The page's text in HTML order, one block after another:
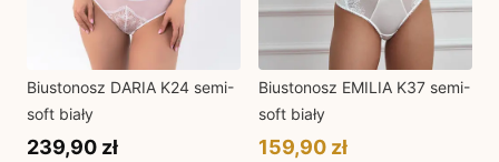
Biustonosz DARIA K24 semi-
soft biały
239,90 zł
Biustonosz EMILIA K37 semi-
soft biały
159,90 zł